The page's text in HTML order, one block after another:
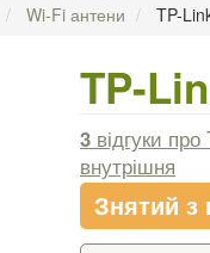
Wi-Fi антени TP-
TP-
3 відгуки про
внутрішня
Знятий з